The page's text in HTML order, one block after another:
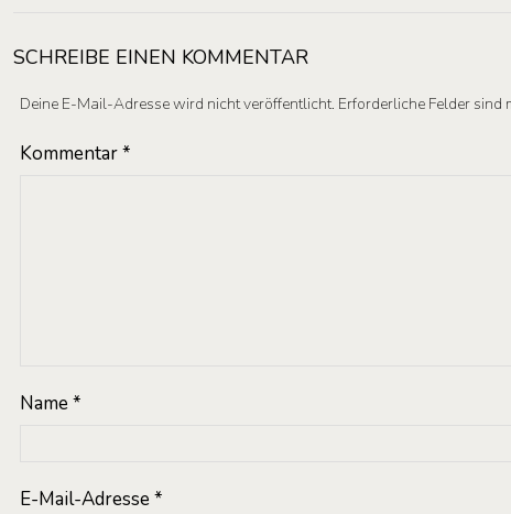
SCHREIBE EINEN KOMMENTAR
Deine E-Mail-Adresse wird nicht veröffentlicht. Erforderliche Felder sind
Kommentar*
Name*
E-Mail-Adresse*